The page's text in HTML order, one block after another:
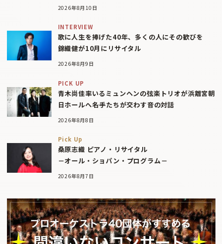
2026年8月10日
INTERVIEW
歌に人生を捧げた40年、多くの人にその歓びを
錦織健が10月にリサイタル
2026年8月9日
PICK UP
青木尚佳率いるミュンヘンの弦楽トリオが浜離宮朝
日ホールへ――名手たちが交わす音の対話
2026年8月8日
Pick Up
桑原志織 ピアノ・リサイタル
－オール・ショパン・プログラム－
2026年8月7日